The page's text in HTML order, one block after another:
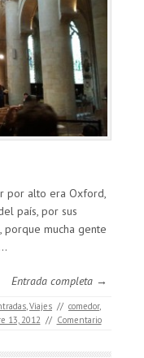
por alto era Oxford,
país, por sus
porque mucha gente
Entrada completa →
Viajes // comedor,
13, 2012 // Comentario